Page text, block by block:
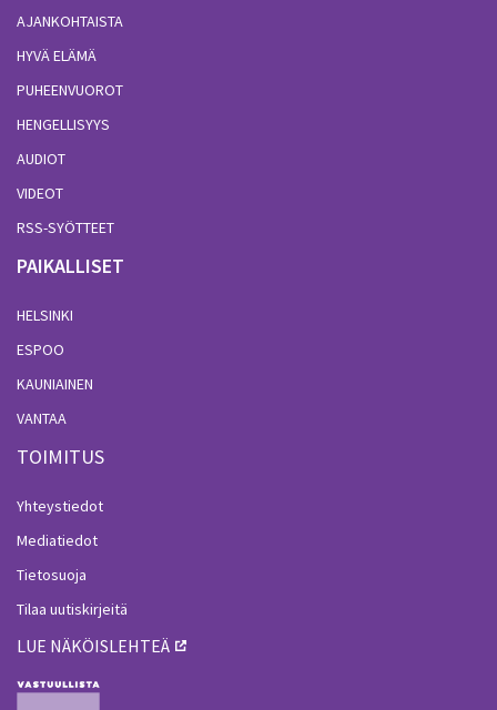
AJANKOHTAISTA
HYVÄ ELÄMÄ
PUHEENVUOROT
HENGELLISYYS
AUDIOT
VIDEOT
RSS-SYÖTTEET
PAIKALLISET
HELSINKI
ESPOO
KAUNIAINEN
VANTAA
TOIMITUS
Yhteystiedot
Mediatiedot
Tietosuoja
Tilaa uutiskirjeitä
LUE NÄKÖISLEHTEÄ